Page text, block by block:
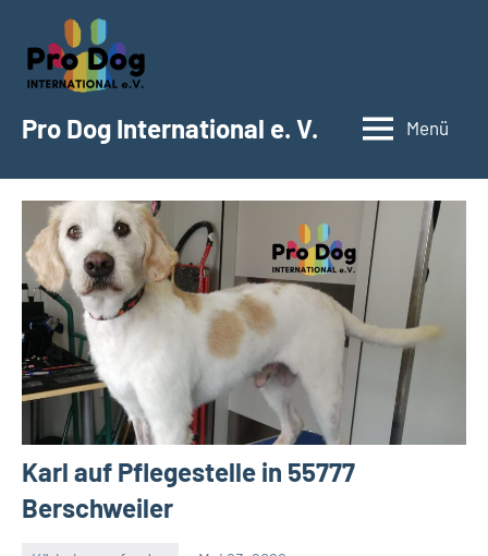
Inhalt
springen
Pro Dog International e. V. Menü
Karl auf Pflegestelle in 55777
Berschweiler